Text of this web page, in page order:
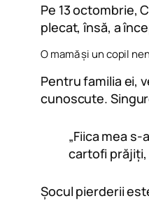
Pe 13 octombrie,
plecat, însă, a
O mamă și un copil
Pentru familia ei,
cunoscute.
„Fiica mea
cartofi prăjiți,
Șocul pierderii